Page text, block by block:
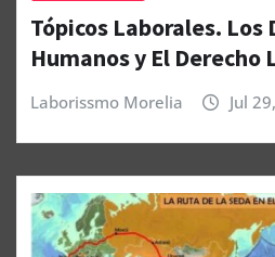
Tópicos Laborales. Los
Humanos y El Derecho
Laborissmo Morelia Jul